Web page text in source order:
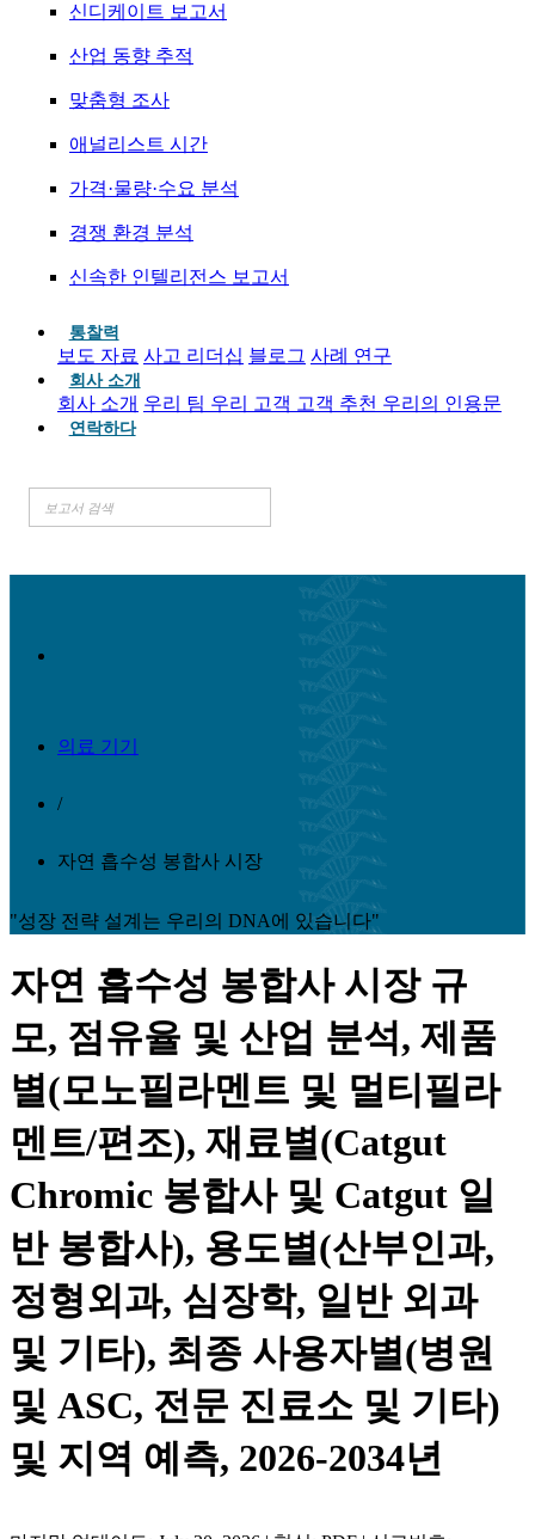
신디케이트 보고서
산업 동향 추적
맞춤형 조사
애널리스트 시간
가격·물량·수요 분석
경쟁 환경 분석
신속한 인텔리전스 보고서
통찰력
보도 자료 사고 리더십 블로그 사례 연구
회사 소개
회사 소개 우리 팀 우리 고객 고객 추천 우리의 인용문
연락하다
의료 기기
/
자연 흡수성 봉합사 시장
"성장 전략 설계는 우리의 DNA에 있습니다"
자연 흡수성 봉합사 시장 규
모, 점유율 및 산업 분석, 제품
별(모노필라멘트 및 멀티필라
멘트/편조), 재료별(Catgut
Chromic 봉합사 및 Catgut 일
반 봉합사), 용도별(산부인과,
정형외과, 심장학, 일반 외과
및 기타), 최종 사용자별(병원
및 ASC, 전문 진료소 및 기타)
및 지역 예측, 2026-2034년